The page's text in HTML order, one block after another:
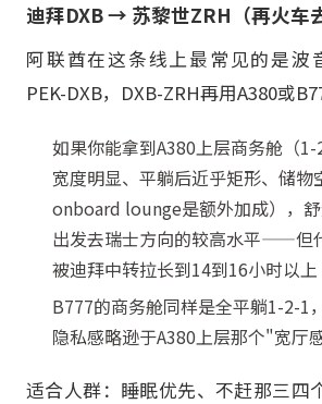
迪拜DXB → 苏黎世ZRH（再火车
阿联酋在这条线上最常见的是波
PEK-DXB，DXB-ZRH再用A380或
如果你能拿到A380上层商务舱（
宽度明显、平躺后近乎矩形、储物
onboard lounge是额外加成），
出发去瑞士方向的较高水平——但
被迪拜中转拉长到14到16小时以上
B777的商务舱同样是全平躺1-2-1
隐私感略逊于A380上层那个"宽厅
适合人群：睡眠优先、不赶那三四